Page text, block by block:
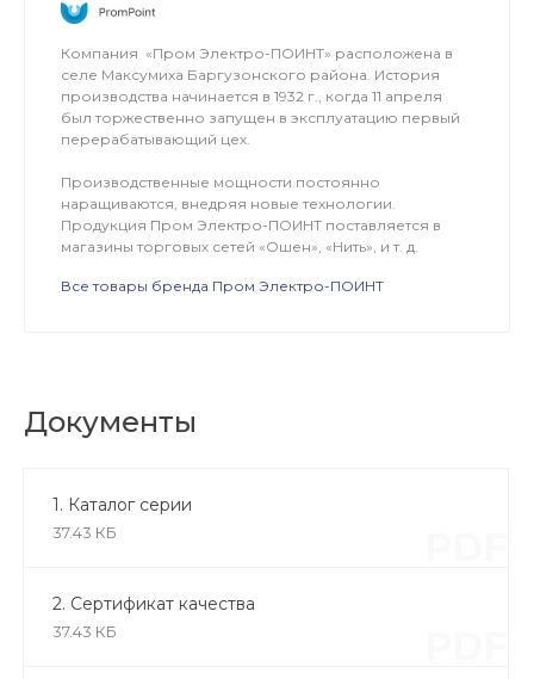
Компания «Пром Электро-ПОИНТ» расположена в
селе Максумиха Баргузонского района. История
производства начинается в 1932 г., когда 11 апреля
был торжественно запущен в эксплуатацию первый
перерабатывающий цех.
Производственные мощности постоянно
наращиваются, внедряя новые технологии.
Продукция Пром Электро-ПОИНТ поставляется в
магазины торговых сетей «Ошен», «Нить», и т. д.
Все товары бренда Пром Электро-ПОИНТ
Документы
1. Каталог серии
37.43 КБ
2. Сертификат качества
37.43 КБ